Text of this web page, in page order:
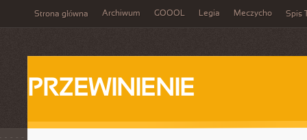
Strona główna Archiwum GOOOL Legia Meczycho Spis
PRZEWINIENIE